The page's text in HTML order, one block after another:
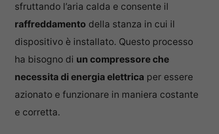
sfruttando l’aria calda e consente il
raffreddamento della stanza in cui il
dispositivo è installato. Questo processo
ha bisogno di un compressore che
necessita di energia elettrica per essere
azionato e funzionare in maniera costante
e corretta.